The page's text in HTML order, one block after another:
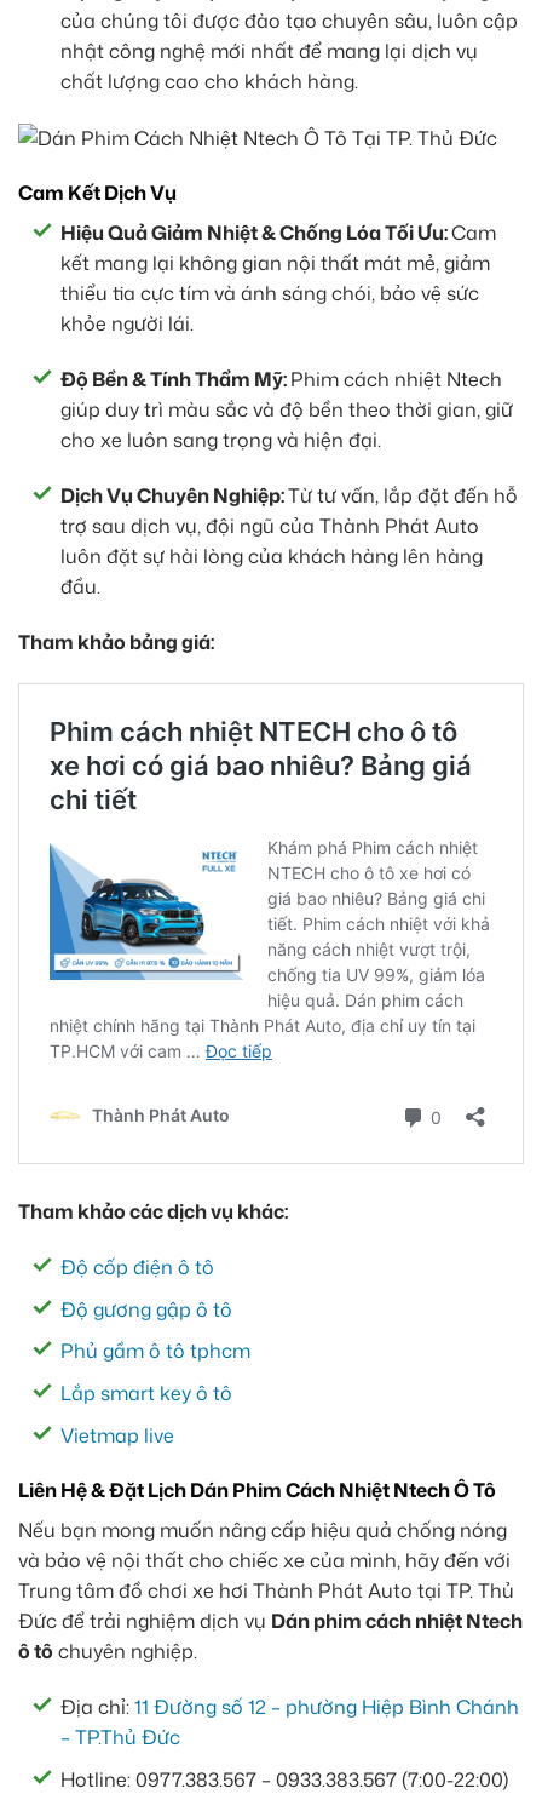
của chúng tôi được đào tạo chuyên sâu, luôn cập
nhật công nghệ mới nhất để mang lại dịch vụ
chất lượng cao cho khách hàng.
Cam Kết Dịch Vụ
Hiệu Quả Giảm Nhiệt & Chống Lóa Tối Ưu:Cam
kết mang lại không gian nội thất mát mẻ, giảm
thiểu tia cực tím và ánh sáng chói, bảo vệ sức
khỏe người lái.
Độ Bền & Tính Thẩm Mỹ:Phim cách nhiệt Ntech
giúp duy trì màu sắc và độ bền theo thời gian, giữ
cho xe luôn sang trọng và hiện đại.
Dịch Vụ Chuyên Nghiệp:Từ tư vấn, lắp đặt đến hỗ
trợ sau dịch vụ, đội ngũ của Thành Phát Auto
luôn đặt sự hài lòng của khách hàng lên hàng
đầu.
Tham khảo bảng giá:
Tham khảo các dịch vụ khác:
Độ cốp điện ô tô
Độ gương gập ô tô
Phủ gầm ô tô tphcm
Lắp smart key ô tô
Vietmap live
Liên Hệ & Đặt Lịch Dán Phim Cách Nhiệt Ntech Ô Tô
Nếu bạn mong muốn nâng cấp hiệu quả chống nóng
và bảo vệ nội thất cho chiếc xe của mình, hãy đến với
Trung tâm đồ chơi xe hơi Thành Phát Auto tại TP. Thủ
Đức để trải nghiệm dịch vụ Dán phim cách nhiệt Ntech
ô tô chuyên nghiệp.
Địa chỉ:11 Đường số 12 – phường Hiệp Bình Chánh
– TP.Thủ Đức
Hotline: 0977.383.567 – 0933.383.567 (7:00-22:00)